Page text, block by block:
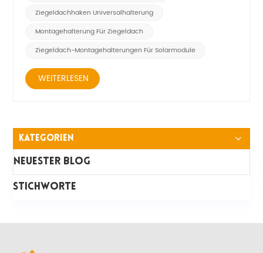
Ziegeldachhaken Universalhalterung
Montagehalterung Für Ziegeldach
Ziegeldach-Montagehalterungen Für Solarmodule
WEITERLESEN
Kategorien
Neuester Blog
STICHWORTE